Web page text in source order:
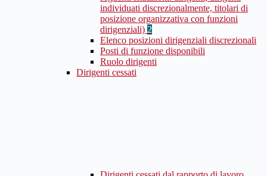
individuati discrezionalmente, titolari di
posizione organizzativa con funzioni
dirigenziali) 2
Elenco posizioni dirigenziali discrezionali
Posti di funzione disponibili
Ruolo dirigenti
Dirigenti cessati